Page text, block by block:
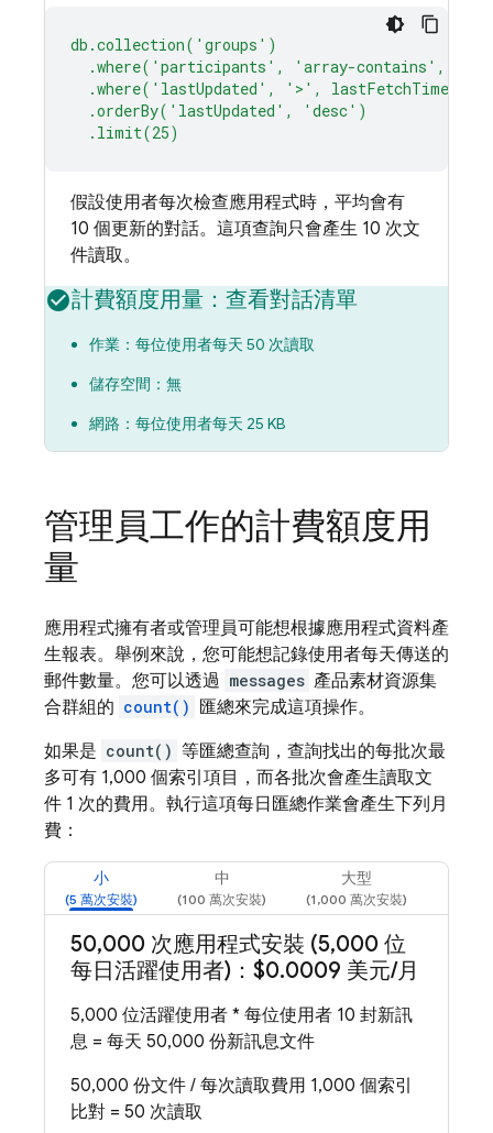
db.collection('groups')
.where('participants',
'array-contains' ,
.where('lastUpdated',
'>' ,
.orderBy('lastUpdated',
'desc' )
.limit(25)
假設使用者每次檢查應用程式時，平均會有
10 個更新的對話。這項查詢只會產生 10 次文
件讀取。
計費額度用量：查看對話清單
作業：每位使用者每天 50 次讀取
儲存空間：無
網路：每位使用者每天 25 KB
管理員工作的計費額度用
量
應用程式擁有者或管理員可能想根據應用程式資料產
生報表。舉例來說，您可能想記錄使用者每天傳送的
郵件數量。您可以透過 messages 產品素材資源集
合群組的 count() 匯總來完成這項操作。
如果是 count() 等匯總查詢，查詢找出的每批次最
多可有 1,000 個索引項目，而各批次會產生讀取文
件 1 次的費用。執行這項每日匯總作業會產生下列月
費：
小 中 大型
50,000 次應用程式安裝 (5,000 位
每日活躍使用者)：$0.0009 美元/月
5,000 位活躍使用者 * 每位使用者 10 封新訊
息 = 每天 50,000 份新訊息文件
50,000 份文件 / 每次讀取費用 1,000 個索引
比對 = 50 次讀取